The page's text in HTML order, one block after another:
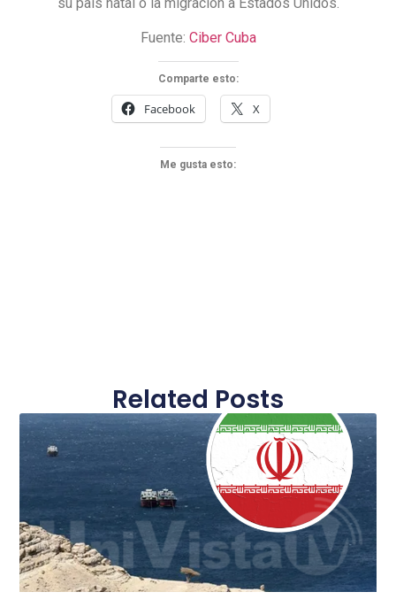
su país natal o la migración a Estados Unidos.
Fuente: Ciber Cuba
Comparte esto:
Facebook X
Me gusta esto:
Related Posts